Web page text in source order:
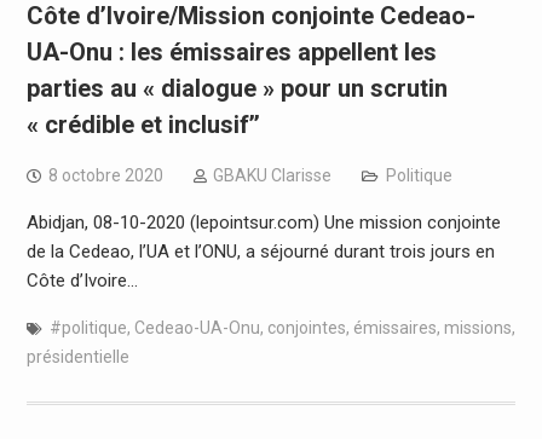
Côte d’Ivoire/Mission conjointe Cedeao-
UA-Onu : les émissaires appellent les
parties au « dialogue » pour un scrutin
« crédible et inclusif’’
8 octobre 2020 GBAKU Clarisse Politique
Abidjan, 08-10-2020 (lepointsur.com) Une mission conjointe
de la Cedeao, l’UA et l’ONU, a séjourné durant trois jours en
Côte d’Ivoire…
#politique, Cedeao-UA-Onu, conjointes, émissaires, missions,
présidentielle